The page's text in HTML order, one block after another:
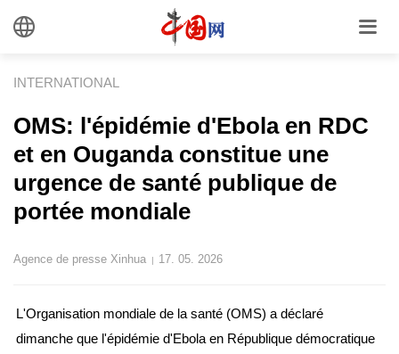
INTERNATIONAL
OMS: l'épidémie d'Ebola en RDC
et en Ouganda constitue une
urgence de santé publique de
portée mondiale
Agence de presse Xinhua | 17. 05. 2026
L'Organisation mondiale de la santé (OMS) a déclaré
dimanche que l'épidémie d'Ebola en République démocratique